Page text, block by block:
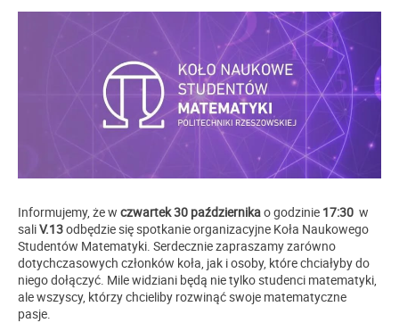
Informujemy, że w czwartek 30 październikao godzinie 17:30 w
saliV.13odbędzie się spotkanie organizacyjne Koła Naukowego
Studentów Matematyki. Serdecznie zapraszamy zarówno
dotychczasowych członków koła, jak i osoby, które chciałyby do
niego dołączyć. Mile widziani będą nie tylko studenci matematyki,
ale wszyscy, którzy chcieliby rozwinąć swoje matematyczne
pasje.